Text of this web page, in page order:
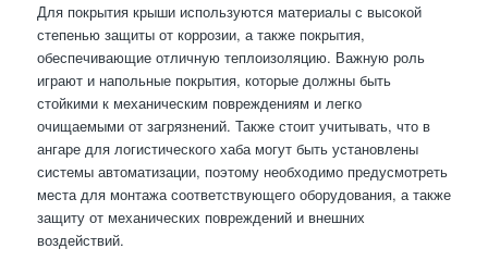
Для покрытия крыши используются материалы с высокой
степенью защиты от коррозии, а также покрытия,
обеспечивающие отличную теплоизоляцию. Важную роль
играют и напольные покрытия, которые должны быть
стойкими к механическим повреждениям и легко
очищаемыми от загрязнений. Также стоит учитывать, что в
ангаре для логистического хаба могут быть установлены
системы автоматизации, поэтому необходимо предусмотреть
места для монтажа соответствующего оборудования, а также
защиту от механических повреждений и внешних
воздействий.